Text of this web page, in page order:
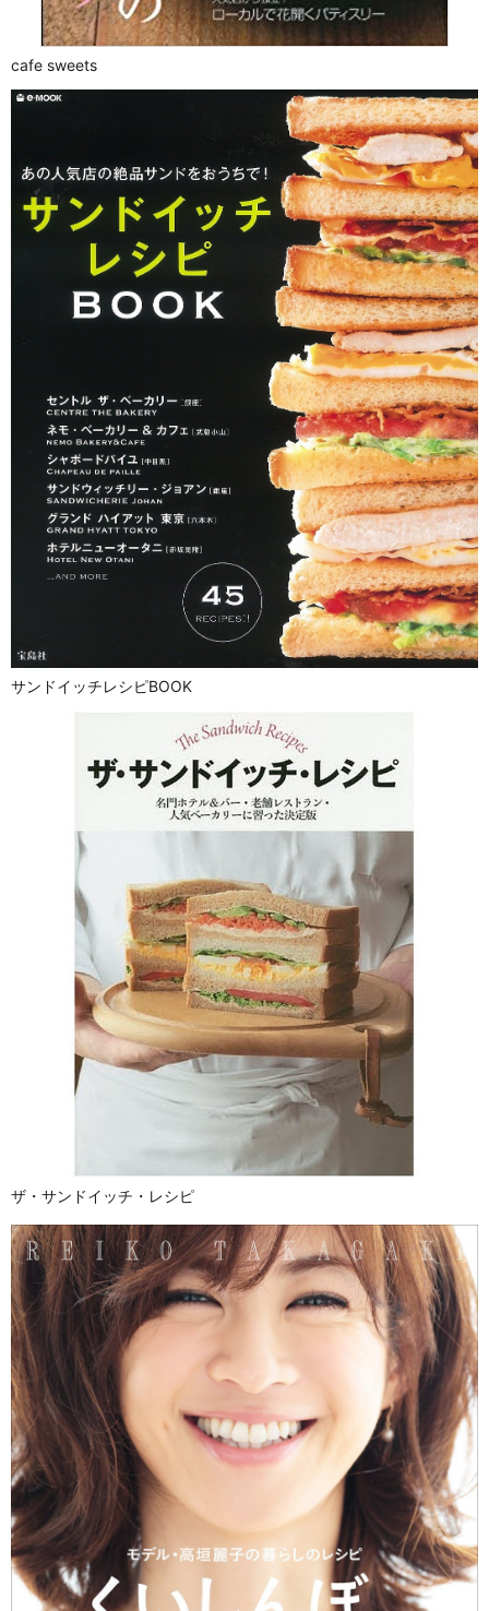
cafe sweets
サンドイッチレシピBOOK
ザ・サンドイッチ・レシピ